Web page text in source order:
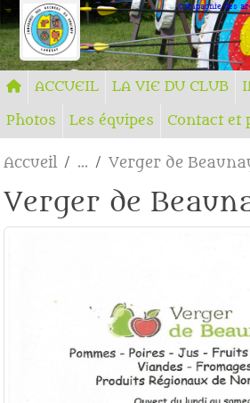
Compagnie des
ACCUEIL LA VIE DU CLUB
Photos
Les équipes Contact et
Accueil Verger de
Verger de
Panneau de gestion des cookies